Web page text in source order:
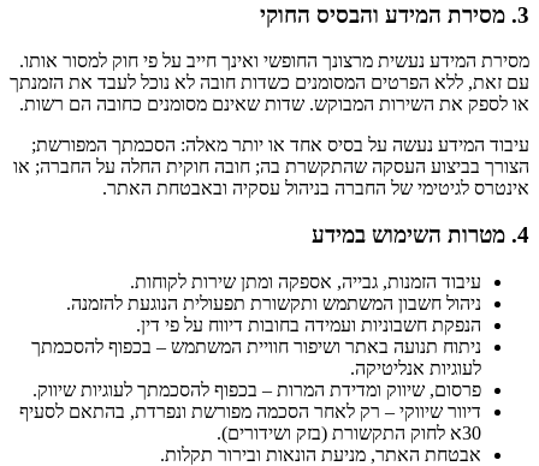
3. מסירת המידע והבסיס החוקי
מסירת המידע נעשית מרצונך החופשי ואינך חייב על פי חוק למסור אותו.
עם זאת, ללא הפרטים המסומנים כשדות חובה לא נוכל לעבד את הזמנתך
או לספק את השירות המבוקש. שדות שאינם מסומנים כחובה הם רשות.
עיבוד המידע נעשה על בסיס אחד או יותר מאלה: הסכמתך המפורשת;
הצורך בביצוע העסקה שהתקשרת בה; חובה חוקית החלה על החברה; או
אינטרס לגיטימי של החברה בניהול עסקיה ובאבטחת האתר.
4. מטרות השימוש במידע
עיבוד הזמנות, גבייה, אספקה ומתן שירות לקוחות.
ניהול חשבון המשתמש ותקשורת תפעולית הנוגעת להזמנה.
הנפקת חשבוניות ועמידה בחובות דיווח על פי דין.
ניתוח תנועה באתר ושיפור חוויית המשתמש – בכפוף להסכמתך
לעוגיות אנליטיקה.
פרסום, שיווק ומדידת המרות – בכפוף להסכמתך לעוגיות שיווק.
דיוור שיווקי – רק לאחר הסכמה מפורשת ונפרדת, בהתאם לסעיף
30א לחוק התקשורת (בזק ושידורים).
אבטחת האתר, מניעת הונאות ובירור תקלות.